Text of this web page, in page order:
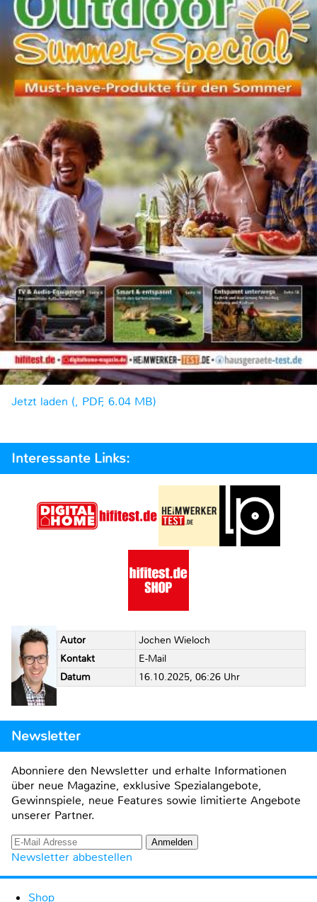
Jetzt laden (, PDF, 6.04 MB)
Interessante Links:
Autor
Jochen Wieloch
Kontakt
E-Mail
Datum
16.10.2025, 06:26 Uhr
Newsletter
Abonniere den Newsletter und erhalte Informationen
über neue Magazine, exklusive Spezialangebote,
Gewinnspiele, neue Features sowie limitierte Angebote
unserer Partner.
Newsletter abbestellen
Shop